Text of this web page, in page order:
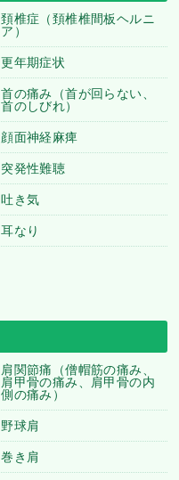
頚椎症（頚椎椎間板ヘルニ
ア）
更年期症状
首の痛み（首が回らない、
首のしびれ）
顔面神経麻痺
突発性難聴
吐き気
耳なり
肩関節痛（僧帽筋の痛み、
肩甲骨の痛み、肩甲骨の内
側の痛み）
野球肩
巻き肩